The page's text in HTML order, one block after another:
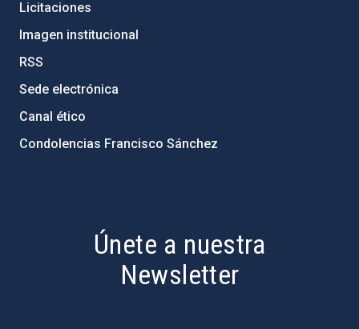
Licitaciones
Imagen institucional
RSS
Sede electrónica
Canal ético
Condolencias Francisco Sánchez
Únete a nuestra
Newsletter